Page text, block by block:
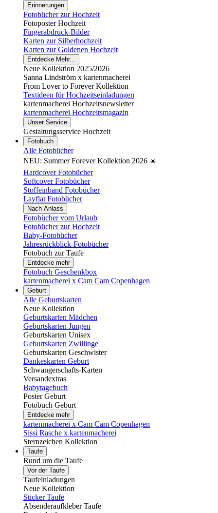
Erinnerungen
Fotobücher zur Hochzeit
Fotoposter Hochzeit
Fingerabdruck-Bilder
Karten zur Silberhochzeit
Karten zur Goldenen Hochzeit
Entdecke Mehr...
Neue Kollektion 2025/2026
Sanna Lindström x kartenmacherei
From Lover to Forever Kollektion
Textideen für Hochzeitseinladungen
kartenmacherei Hochzeitsnewsletter
kartenmacherei Hochzeitsmagazin
Unser Service
Gestaltungsservice Hochzeit
Fotobuch
Alle Fotobücher
NEU: Summer Forever Kollektion 2026 ☀️
Hardcover Fotobücher
Softcover Fotobücher
Stoffeinband Fotobücher
Layflat Fotobücher
Nach Anlass
Fotobücher vom Urlaub
Fotobücher zur Hochzeit
Baby-Fotobücher
Jahresrückblick-Fotobücher
Fotobuch zur Taufe
Entdecke mehr
Fotobuch Geschenkbox
kartenmacherei x Cam Cam Copenhagen
Geburt
Alle Geburtskarten
Neue Kollektion
Geburtskarten Mädchen
Geburtskarten Jungen
Geburtskarten Unisex
Geburtskarten Zwillinge
Geburtskarten Geschwister
Dankeskarten Geburt
Schwangerschafts-Karten
Versandextras
Babytagebuch
Poster Geburt
Fotobuch Geburt
Entdecke mehr
kartenmacherei x Cam Cam Copenhagen
Sissi Rasche x kartenmacherei
Sternzeichen Kollektion
Taufe
Rund um die Taufe
Vor der Taufe
Taufeinladungen
Neue Kollektion
Sticker Taufe
Absenderaufkleber Taufe